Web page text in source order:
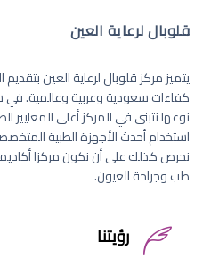
قلوبال لرعاية العين
يتميز مركز قلوبال لرعاية العين
كفاءات سعودية وعربية وعالمية.
نوعها نتبنى في المركز أعلى المعايير
استخدام أحدث الأجهزة الطبية
نحرص كذلك على أن نكون مركزا
طب وجراحة العيون.
رؤيتنا